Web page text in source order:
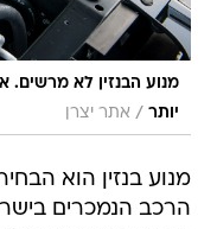
מנוע הבנזין לא מרשים.
יותר / אתר יצרן
מנוע בנזין הוא
הרכב הנמכרים